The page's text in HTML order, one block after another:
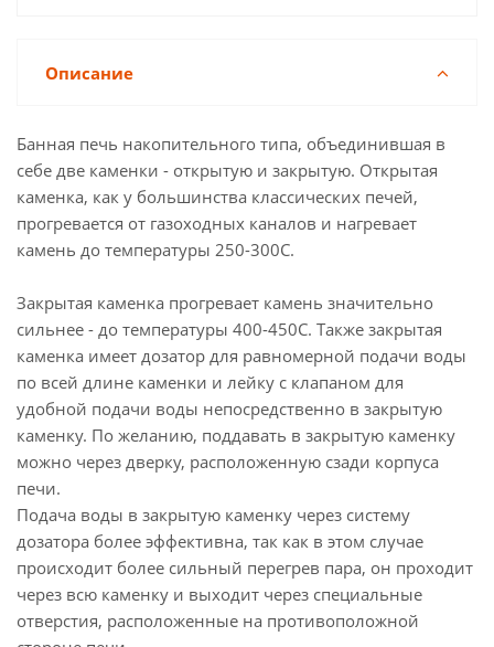
Описание
Банная печь накопительного типа, объединившая в
себе две каменки - открытую и закрытую. Открытая
каменка, как у большинства классических печей,
прогревается от газоходных каналов и нагревает
камень до температуры 250-300С.
Закрытая каменка прогревает камень значительно
сильнее - до температуры 400-450С. Также закрытая
каменка имеет дозатор для равномерной подачи воды
по всей длине каменки и лейку с клапаном для
удобной подачи воды непосредственно в закрытую
каменку. По желанию, поддавать в закрытую каменку
можно через дверку, расположенную сзади корпуса
печи.
Подача воды в закрытую каменку через систему
дозатора более эффективна, так как в этом случае
происходит более сильный перегрев пара, он проходит
через всю каменку и выходит через специальные
отверстия, расположенные на противоположной